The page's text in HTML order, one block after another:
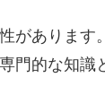
があります
門的な知識